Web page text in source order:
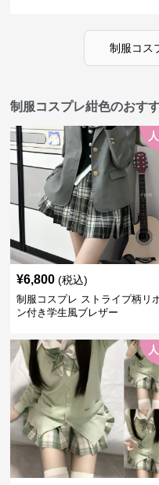
制服コス
制服コスプレ紺色のおす
¥6,800 (税込)
制服コスプレ ストライプ柄リ
ン付き学生風ブレザー